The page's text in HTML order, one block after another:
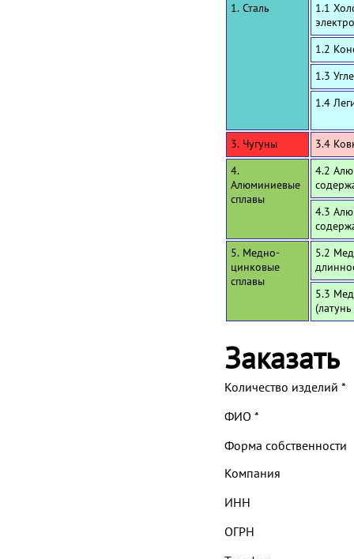
1. Сталь
1.1
1.2
1.3
1.4
3. Чугуны
3.4
4.
Алюминиевые
сплавы
4.2
4.3
5. Медно-
цинковые
сплавы
5.2
5.3
Заказать
Количество изделий *
ФИО *
Форма собственности
Компания
ИНН
ОГРН